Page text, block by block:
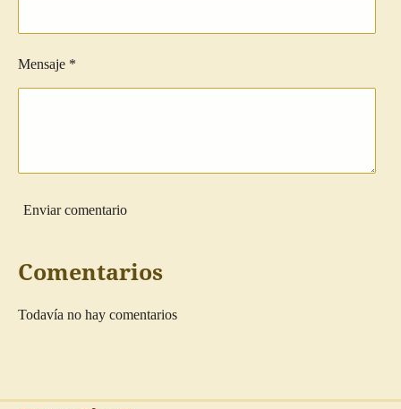
Mensaje *
Enviar comentario
Comentarios
Todavía no hay comentarios